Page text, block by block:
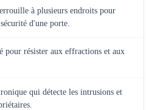
à plusieurs endroits pour
d'une porte.
pour résister aux effractions et aux
qui détecte les intrusions et